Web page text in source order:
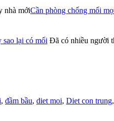
Cần phòng chống mối
sao lại có mối Đã có nhiều người
, đầm bầu, diet moi, Diet con trung,